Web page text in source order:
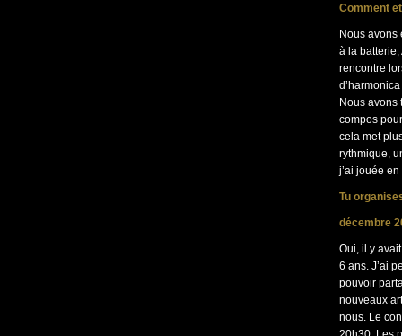
Comment
Nous avons
à la
rencontre
Nous avons
compos
cela met
rythmique,
j’ai jouée
Tu
décembre
Oui, il y
6 ans. J’ai
pouvoir
nouveaux
nous. Le